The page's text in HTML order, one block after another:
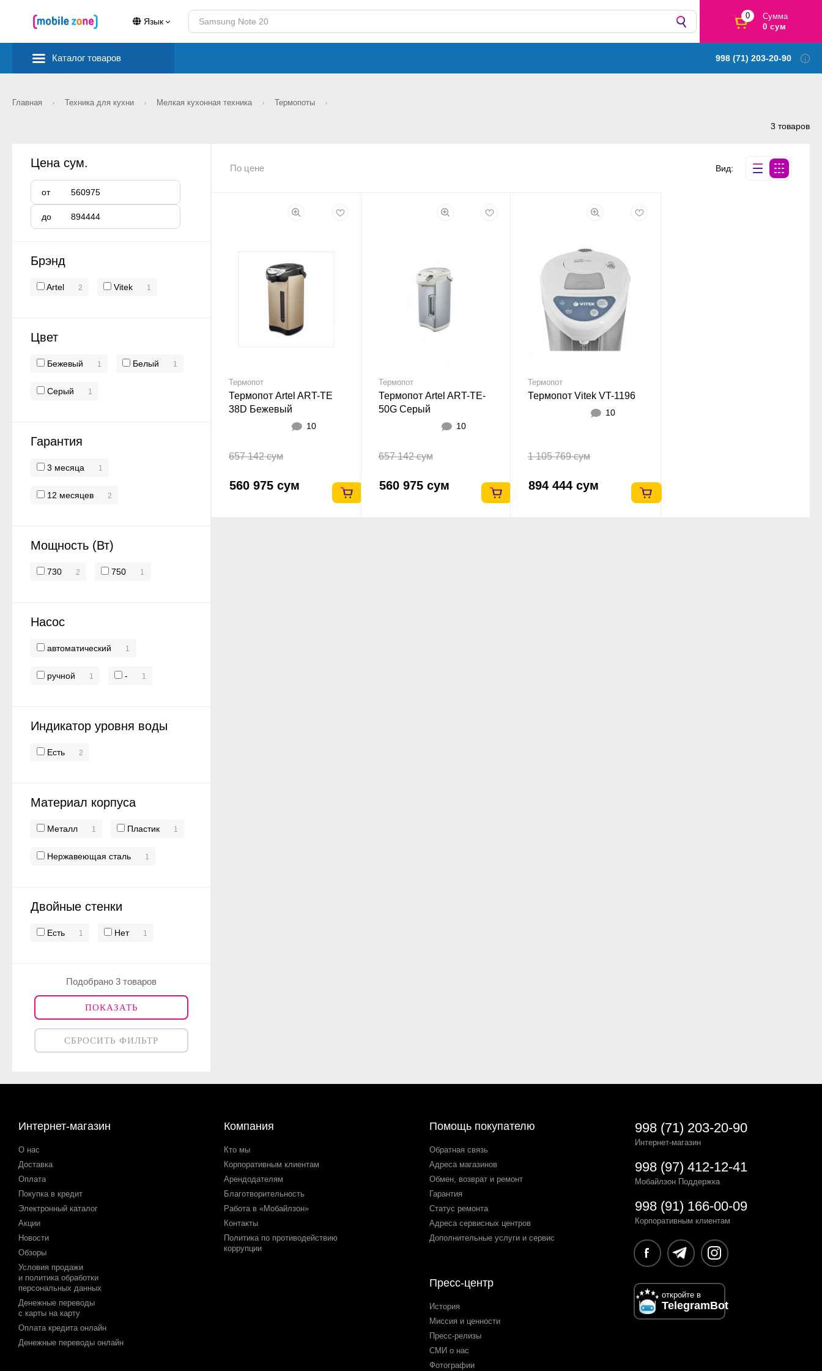
Язык
0
Сумма
0 сум
Каталог товаров 998 (71) 203-20-90
Главная Техника для кухни Мелкая кухонная техника Термопоты
3 товаров
Цена сум.
от
до
Брэнд
Artel 2 Vitek 1
Цвет
Бежевый 1 Белый 1
Серый 1
Гарантия
3 месяца 1
12 месяцев 2
Мощность (Вт)
730 2 750 1
Насос
автоматический 1
ручной 1 - 1
Индикатор уровня воды
Есть 2
Материал корпуса
Металл 1 Пластик 1
Нержавеющая сталь 1
Двойные стенки
Есть 1 Нет 1
Подобрано 3 товаров
ПОКАЗАТЬ
СБРОСИТЬ ФИЛЬТР
По цене Вид:
Термопот
Термопот Artel ART-TE
38D Бежевый
10
657 142 сум
560 975 сум
Термопот
Термопот Artel ART-TE-
50G Серый
10
657 142 сум
560 975 сум
Термопот
Термопот Vitek VT-1196
10
1 105 769 сум
894 444 сум
Интернет-магазин
О нас
Доставка
Оплата
Покупка в кредит
Электронный каталог
Акции
Новости
Обзоры
Условия продажи
и политика обработки
персональных данных
Денежные переводы
с карты на карту
Оплата кредита онлайн
Денежные переводы онлайн
Компания
Кто мы
Корпоративным клиентам
Арендодателям
Благотворительность
Работа в «Мобайлзон»
Контакты
Политика по противодействию
коррупции
Помощь покупателю
Обратная связь
Адреса магазинов
Обмен, возврат и ремонт
Гарантия
Статус ремонта
Адреса сервисных центров
Дополнительные услуги и сервис
Пресс-центр
История
Миссия и ценности
Пресс-релизы
СМИ о нас
Фотографии
998 (71) 203-20-90
Интернет-магазин
998 (97) 412-12-41
Мобайлзон Поддержка
998 (91) 166-00-09
Корпоративным клиентам
откройте в
TelegramBot